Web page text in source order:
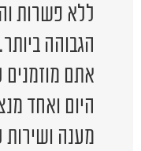
ללא פשרות
הגבוהה ביותר.
אתם מוזמנים
היום ואחד
מענה